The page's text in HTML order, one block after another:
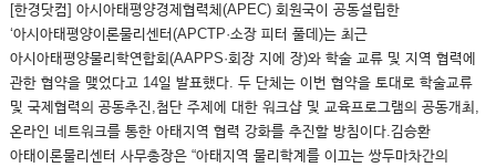
[한경닷컴] 아시아태평양경제협력체(APEC) 회원국이 공동설립한
‘아시아태평양이론물리센터(APCTP·소장 피터 풀데)는 최근
아시아태평양물리학연합회(AAPPS·회장 지에 장)와 학술 교류 및 지역 협력에
관한 협약을 맺었다고 14일 발표했다. 두 단체는 이번 협약을 토대로 학술교류
및 국제협력의 공동추진,첨단 주제에 대한 워크샵 및 교육프로그램의 공동개최,
온라인 네트워크를 통한 아태지역 협력 강화를 추진할 방침이다.김승환
아태이론물리센터 사무총장은 “아태지역 물리학계를 이끄는 쌍두마차간의